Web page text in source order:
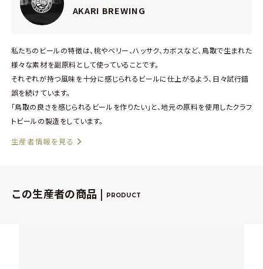
AKARI BREWING
私たちのビールの特徴は、桃やベリー、ハッサク、カボスなど、鳥取で生まれた
様々な素材を副原料として使っていることです。
それぞれが持つ風味を十分に感じられるビールに仕上がるよう、日々試行錯
誤を続けています。
「鳥取の良さを感じられるビールを作りたい」と、地元の原料を使⽤したクラフ
トビールの製造をしています。
生産者情報を見る
この生産者の商品 | PRODUCT